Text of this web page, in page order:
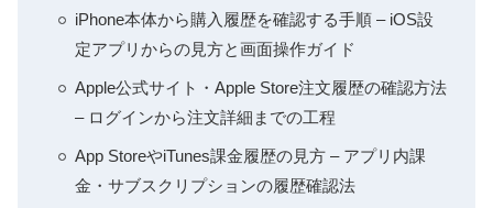
iPhone本体から購入履歴を確認する手順 – iOS設
定アプリからの見方と画面操作ガイド
Apple公式サイト・Apple Store注文履歴の確認方法
– ログインから注文詳細までの工程
App StoreやiTunes課金履歴の見方 – アプリ内課
金・サブスクリプションの履歴確認法